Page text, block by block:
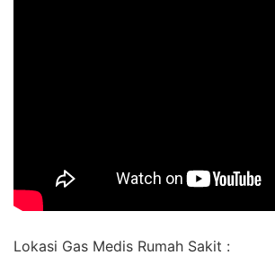
Lokasi Gas Medis Rumah Sakit :